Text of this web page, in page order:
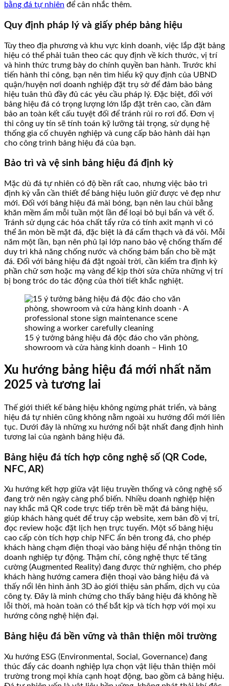
bằng đá tự nhiên để cân nhắc thêm.
Quy định pháp lý và giấy phép bảng hiệu
Tùy theo địa phương và khu vực kinh doanh, việc lắp đặt bảng
hiệu có thể phải tuân theo các quy định về kích thước, vị trí
và hình thức trưng bày do chính quyền ban hành. Trước khi
tiến hành thi công, bạn nên tìm hiểu kỹ quy định của UBND
quận/huyện nơi doanh nghiệp đặt trụ sở để đảm bảo bảng
hiệu tuân thủ đầy đủ các yêu cầu pháp lý. Đặc biệt, đối với
bảng hiệu đá có trọng lượng lớn lắp đặt trên cao, cần đảm
bảo an toàn kết cấu tuyệt đối để tránh rủi ro rơi đổ. Đơn vị
thi công uy tín sẽ tính toán kỹ lưỡng tải trọng, sử dụng hệ
thống gia cố chuyên nghiệp và cung cấp bảo hành dài hạn
cho công trình bảng hiệu đá của bạn.
Bảo trì và vệ sinh bảng hiệu đá định kỳ
Mặc dù đá tự nhiên có độ bền rất cao, nhưng việc bảo trì
định kỳ vẫn cần thiết để bảng hiệu luôn giữ được vẻ đẹp như
mới. Đối với bảng hiệu đá mài bóng, bạn nên lau chùi bằng
khăn mềm ẩm mỗi tuần một lần để loại bỏ bụi bẩn và vết ố.
Tránh sử dụng các hóa chất tẩy rửa có tính axit mạnh vì có
thể ăn mòn bề mặt đá, đặc biệt là đá cẩm thạch và đá vôi. Mỗi
năm một lần, bạn nên phủ lại lớp nano bảo vệ chống thấm để
duy trì khả năng chống nước và chống bám bẩn cho bề mặt
đá. Đối với bảng hiệu đá đặt ngoài trời, cần kiểm tra định kỳ
phần chữ sơn hoặc mạ vàng để kịp thời sửa chữa những vị trí
bị bong tróc do tác động của thời tiết khắc nghiệt.
15 ý tưởng bảng hiệu đá độc đáo cho văn phòng,
showroom và cửa hàng kinh doanh – Hình 10
Xu hướng bảng hiệu đá mới nhất năm
2025 và tương lai
Thế giới thiết kế bảng hiệu không ngừng phát triển, và bảng
hiệu đá tự nhiên cũng không nằm ngoài xu hướng đổi mới liên
tục. Dưới đây là những xu hướng nổi bật nhất đang định hình
tương lai của ngành bảng hiệu đá.
Bảng hiệu đá tích hợp công nghệ số (QR Code,
NFC, AR)
Xu hướng kết hợp giữa vật liệu truyền thống và công nghệ số
đang trở nên ngày càng phổ biến. Nhiều doanh nghiệp hiện
nay khắc mã QR code trực tiếp trên bề mặt đá bảng hiệu,
giúp khách hàng quét để truy cập website, xem bản đồ vị trí,
đọc review hoặc đặt lịch hẹn trực tuyến. Một số bảng hiệu
cao cấp còn tích hợp chip NFC ẩn bên trong đá, cho phép
khách hàng chạm điện thoại vào bảng hiệu để nhận thông tin
doanh nghiệp tự động. Thậm chí, công nghệ thực tế tăng
cường (Augmented Reality) đang được thử nghiệm, cho phép
khách hàng hướng camera điện thoại vào bảng hiệu đá và
thấy nổi lên hình ảnh 3D ảo giới thiệu sản phẩm, dịch vụ của
công ty. Đây là minh chứng cho thấy bảng hiệu đá không hề
lỗi thời, mà hoàn toàn có thể bắt kịp và tích hợp với mọi xu
hướng công nghệ hiện đại.
Bảng hiệu đá bền vững và thân thiện môi trường
Xu hướng ESG (Environmental, Social, Governance) đang
thúc đẩy các doanh nghiệp lựa chọn vật liệu thân thiện môi
trường trong mọi khía cạnh hoạt động, bao gồm cả bảng hiệu.